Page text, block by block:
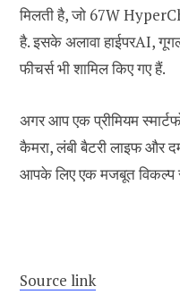
मिलती है, जो 67W
है. इसके अलावा हाईपरAI,
फीचर्स भी शामिल किए गए हैं.
अगर आप एक प्रीमियम
कैमरा, लंबी बैटरी लाइफ और
आपके लिए एक मजबूत विकल्प
Source link